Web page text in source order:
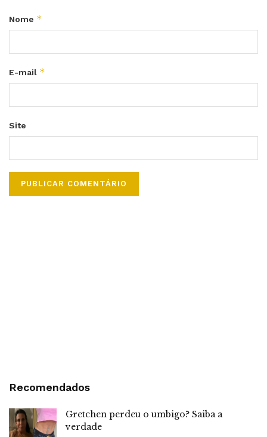
Nome *
E-mail *
Site
Recomendados
Gretchen perdeu o umbigo? Saiba a
verdade